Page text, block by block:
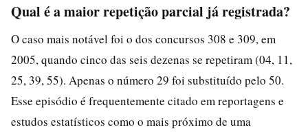
Qual é a maior repetição parcial já registrada?
O caso mais notável foi o dos concursos 308 e 309, em
2005, quando cinco das seis dezenas se repetiram (04, 11,
25, 39, 55). Apenas o número 29 foi substituído pelo 50.
Esse episódio é frequentemente citado em reportagens e
estudos estatísticos como o mais próximo de uma